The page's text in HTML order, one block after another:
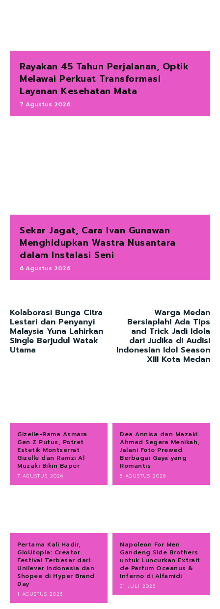
Rayakan 45 Tahun Perjalanan, Optik
Melawai Perkuat Transformasi
Layanan Kesehatan Mata
7 Agustus 2026
Sekar Jagat, Cara Ivan Gunawan
Menghidupkan Wastra Nusantara
dalam Instalasi Seni
6 Agustus 2026
Kolaborasi Bunga Citra
Lestari dan Penyanyi
Malaysia Yuna Lahirkan
Single Berjudul Watak
Utama
Warga Medan
Bersiaplah! Ada Tips
and Trick Jadi Idola
dari Judika di Audisi
Indonesian Idol Season
XIII Kota Medan
Gizelle-Rama Asmara
Gen Z Putus, Potret
Estetik Montserrat
Gizelle dan Ramzi Al
Muzaki Bikin Baper
7 AGUSTUS 2026
Dea Annisa dan Mazaki
Ahmad Segera Menikah,
Jalani Foto Prewed
Berbagai Gaya yang
Romantis
5 AGUSTUS 2026
Pertama Kali Hadir,
GloUtopia: Creator
Festival Terbesar dari
Unilever Indonesia dan
Shopee di Hyper Brand
Day
1 AGUSTUS 2026
Napoleon For Men
Gandeng Side Brothers
untuk Luncurkan Extrait
de Parfum Oceanus &
Inferno di Alfamidi
31 JULI 2026